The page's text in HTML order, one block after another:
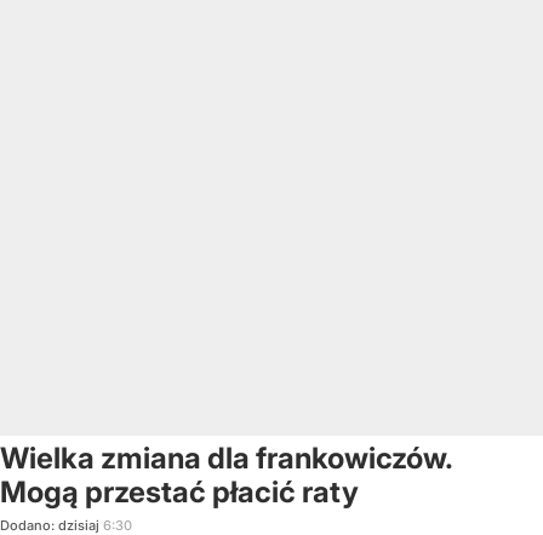
Wielka zmiana dla frankowiczów.
Mogą przestać płacić raty
Dodano: dzisiaj 6:30